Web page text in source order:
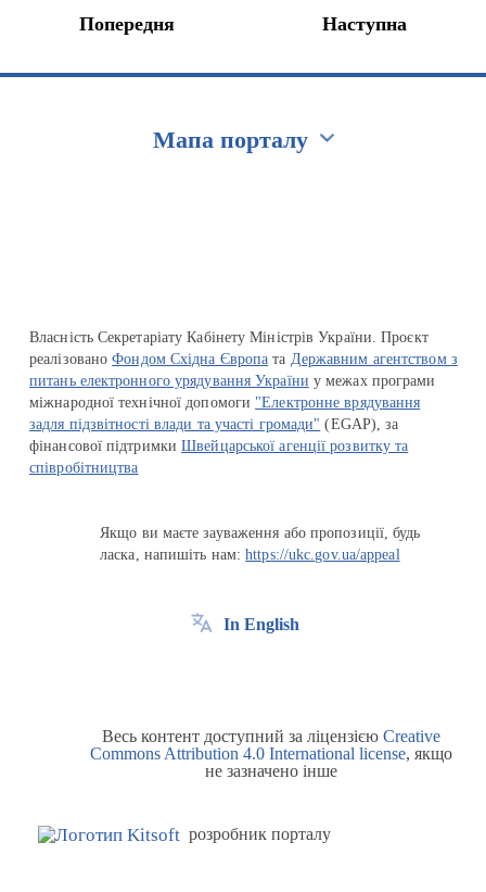
Попередня Наступна
Мапа порталу
Власність Секретаріату Кабінету Міністрів України. Проєкт
реалізованоФондом Східна Європа та Державним агентством з
питань електронного урядування України у межах програми
міжнародної технічної допомоги "Електронне врядування
задля підзвітності влади та участі громади" (EGAP), за
фінансової підтримкиШвейцарської агенції розвитку та
співробітництва
Якщо ви маєте зауваження або пропозиції, будь
ласка, напишіть нам:https://ukc.gov.ua/appeal
In English
Весь контент доступний за ліцензією Creative
Commons Attribution 4.0 International license, якщо
не зазначено інше
розробник порталу